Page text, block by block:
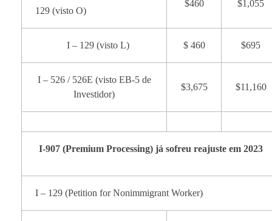
129 (visto O)
$460 $1,055
I – 129 (visto L) $ 460 $695
I – 526 / 526E (visto EB-5 de
Investidor)
$3,675 $11,160
I-907 (Premium Processing) já sofreu reajuste em 2023
I – 129 (Petition for Nonimmigrant Worker)